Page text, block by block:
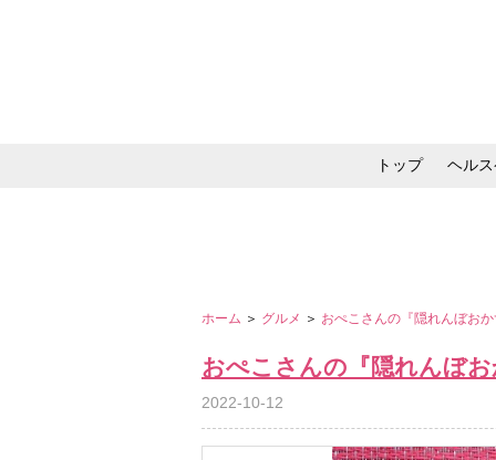
トップ ヘル
ホーム ＞ グルメ ＞ おぺこさんの『隠れんぼお
おぺこさんの『隠れんぼ
2022-10-12